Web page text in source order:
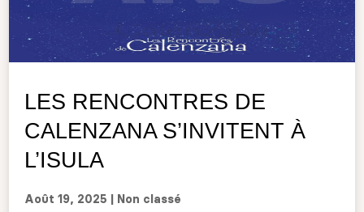
LES RENCONTRES DE
CALENZANA S’INVITENT À
L’ISULA
Août 19, 2025 Non classé